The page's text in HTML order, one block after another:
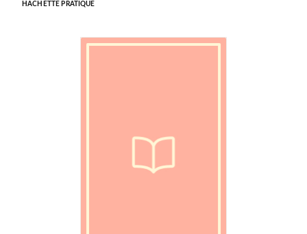
HACHETTE PRATIQUE